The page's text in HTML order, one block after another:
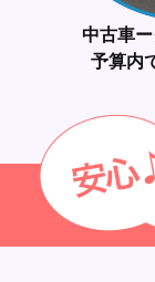
中古車
予算内